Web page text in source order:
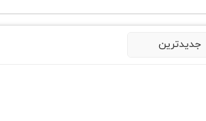
جدیدترین